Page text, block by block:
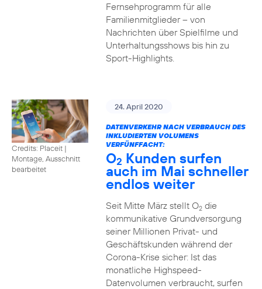
Fernsehprogramm für alle
Familienmitglieder – von
Nachrichten über Spielfilme und
Unterhaltungsshows bis hin zu
Sport-Highlights.
Credits: Placeit |
Montage, Ausschnitt
bearbeitet
24. April 2020
DATENVERKEHR NACH VERBRAUCH DES
INKLUDIERTEN VOLUMENS
VERFÜNFFACHT:
O2 Kunden surfen
auch im Mai schneller
endlos weiter
Seit Mitte März stellt O2die
kommunikative Grundversorgung
seiner Millionen Privat- und
Geschäftskunden während der
Corona-Krise sicher: Ist das
monatliche Highspeed-
Datenvolumen verbraucht, surfen